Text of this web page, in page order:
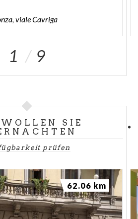
vialeCavriga
1 9
SIE
prüfen
62.06 km